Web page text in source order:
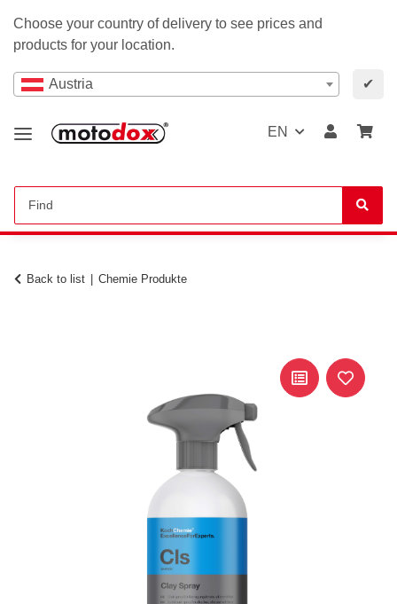
Choose your country of delivery to see prices and
products for your location.
Austria ✔
EN
Back to list Chemie Produkte